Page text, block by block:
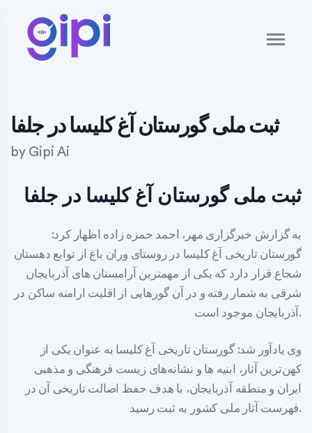
ثبت ملی گورستان آغ کلیسا در جلفا
by Gipi Ai
ثبت ملی گورستان آغ کلیسا در جلفا
به گزارش خبرگزاری مهر، احمد حمزه زاده اظهار کرد:
گورستان تاریخی آغ کلیسا در روستای وران باغ از توابع دهستان
شجاع قرار دارد که یکی از مهمترین آرامستان های آذربایجان
شرقی به شمار رفته و در آن گورهایی از اقلیت ارامنه ساکن در
آذربایجان موجود است.
وی یادآور شد: گورستان تاریخی آغ کلیسا به عنوان یکی از
کهن‌ترین آثار، ابنیه ها و نشانه‌های زیست فرهنگی و مذهبی
ایران و منطقه آذربایجان، با هدف حفظ اصالت تاریخی آن در
فهرست آثار ملی کشور به ثبت رسید.